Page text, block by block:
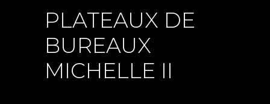
PLATEAUX DE
BUREAUX
MICHELLE II